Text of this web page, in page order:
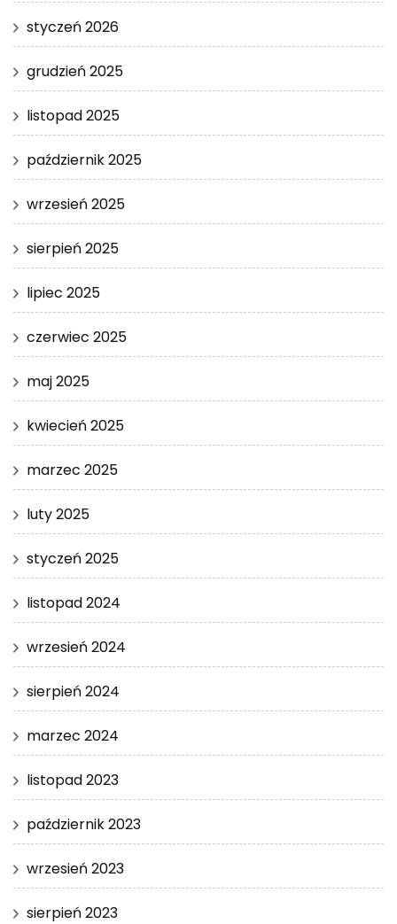
styczeń 2026
grudzień 2025
listopad 2025
październik 2025
wrzesień 2025
sierpień 2025
lipiec 2025
czerwiec 2025
maj 2025
kwiecień 2025
marzec 2025
luty 2025
styczeń 2025
listopad 2024
wrzesień 2024
sierpień 2024
marzec 2024
listopad 2023
październik 2023
wrzesień 2023
sierpień 2023